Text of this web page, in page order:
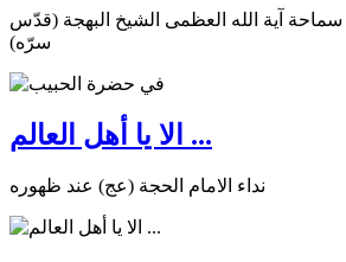
آية الله العظمى الشيخ البهجة (قدّس
سرّه)
الا يا أهل العالم ...
نداء الامام الحجة (عج) عند ظهوره